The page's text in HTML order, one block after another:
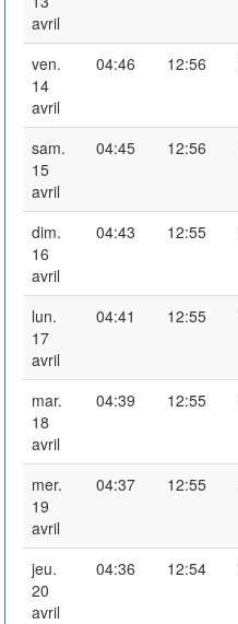
avril
ven.
14
avril
04:46 12:56
sam.
15
avril
04:45 12:56
dim.
16
avril
04:43 12:55
lun.
17
avril
04:41 12:55
mar.
18
avril
04:39 12:55
mer.
19
avril
04:37 12:55
jeu.
20
avril
04:36 12:54